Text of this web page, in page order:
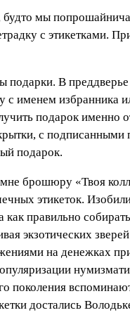
будто мы
с этикетками.
В
с именем избранника
подарок именно
с подписанными
подарок.
мне брошюру «Твоя
этикеток.
правильно
экзотических
на денежках
поколения
достались